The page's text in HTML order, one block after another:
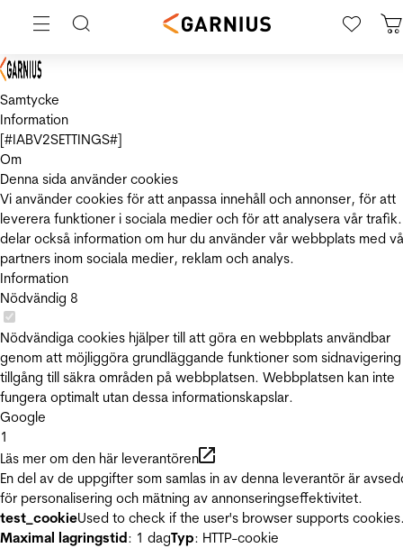
Samtycke
Information
[#IABV2SETTINGS#]
Om
Denna sida använder cookies
Vi använder cookies för att anpassa innehåll och annonser, för att
leverera funktioner i sociala medier och för att analysera vår
delar också information om hur du använder vår webbplats med
partners inom sociala medier, reklam och analys.
Information
Nödvändig 8
Nödvändiga cookies hjälper till att göra en webbplats användbar
genom att möjliggöra grundläggande funktioner som
tillgång till säkra områden på webbplatsen. Webbplatsen kan inte
fungera optimalt utan dessa informationskapslar.
Google
1
Läs mer om den här leverantören
En del av de uppgifter som samlas in av denna leverantör är
för personalisering och mätning av annonseringseffektivitet.
test_cookieUsed to check if the user's browser supports
Maximal lagringstid: 1 dagTyp: HTTP-cookie